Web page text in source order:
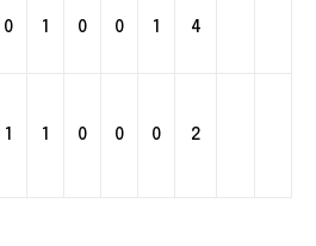
0 1 0 0 1 4
1 1 0 0 0 2